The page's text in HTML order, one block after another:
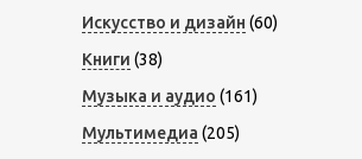
Искусство и дизайн (60)
Книги (38)
Музыка и аудио (161)
Мультимедиа (205)